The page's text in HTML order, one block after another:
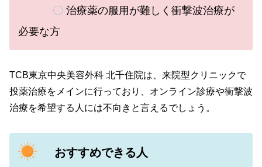
〇 治療薬の服用が難しく衝撃波治療が
必要な方
TCB東京中央美容外科 北千住院は、来院型クリニックで
投薬治療をメインに行っており、オンライン診療や衝撃波
治療を希望する人には不向きと言えるでしょう。
おすすめできる人